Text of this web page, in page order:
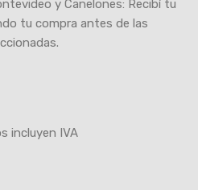
y Canelones: Recibí tu
tu compra antes de las
incluyen IVA